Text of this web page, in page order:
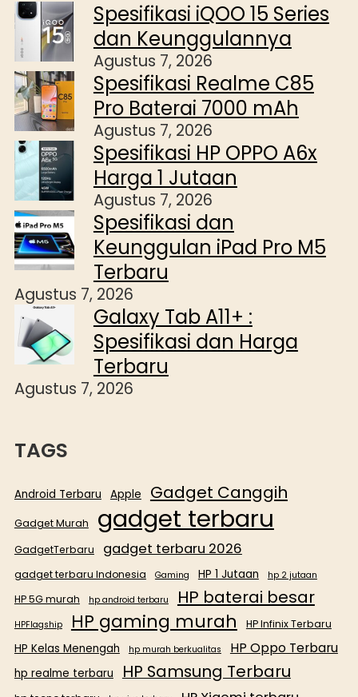
Spesifikasi iQOO 15 Series
dan Keunggulannya
Agustus 7, 2026
Spesifikasi Realme C85
Pro Baterai 7000 mAh
Agustus 7, 2026
Spesifikasi HP OPPO A6x
Harga 1 Jutaan
Agustus 7, 2026
Spesifikasi dan
Keunggulan iPad Pro M5
Terbaru
Agustus 7, 2026
Galaxy Tab A11+ :
Spesifikasi dan Harga
Terbaru
Agustus 7, 2026
TAGS
Android Terbaru Apple Gadget Canggih
Gadget Murah gadget terbaru
GadgetTerbaru gadget terbaru 2026
gadget terbaru Indonesia Gaming HP 1 Jutaan hp 2 jutaan
HP 5G murah hp android terbaru HP baterai besar
HPFlagship HP gaming murah HP Infinix Terbaru
HP Kelas Menengah hp murah berkualitas HP Oppo Terbaru
hp realme terbaru HP Samsung Terbaru